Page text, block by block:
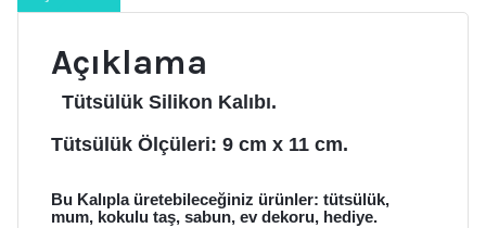
adet
Açıklama
Tütsülük Silikon Kalıbı.
Tütsülük Ölçüleri: 9 cm x 11 cm.
Bu Kalıpla üretebileceğiniz ürünler: tütsülük,
mum, kokulu taş, sabun, ev dekoru, hediye.